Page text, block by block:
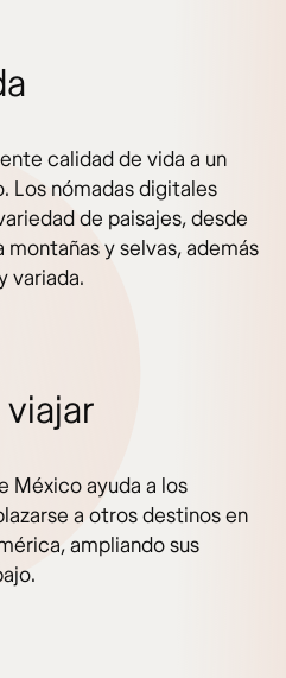
calidad de vida a un
Los nómadas digitales
de paisajes, desde
montañas y selvas, además
variada.
México ayuda a los
a otros destinos en
ampliando sus